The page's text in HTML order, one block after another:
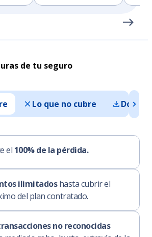
de tu seguro
Lo que no cubre
el 100% de la pérdida.
ilimitadoshasta cubrir el
del plan contratado.
no reconocidas